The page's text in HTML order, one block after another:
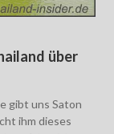
über
gibt uns Saton
ihm dieses